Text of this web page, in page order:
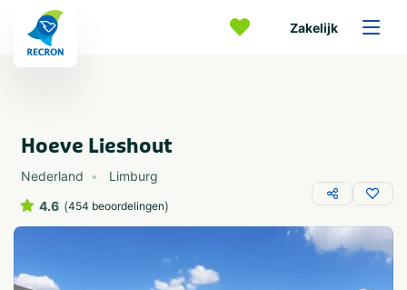
Zakelijk
Hoeve Lieshout
Nederland
Limburg
4.6 (454 beoordelingen)